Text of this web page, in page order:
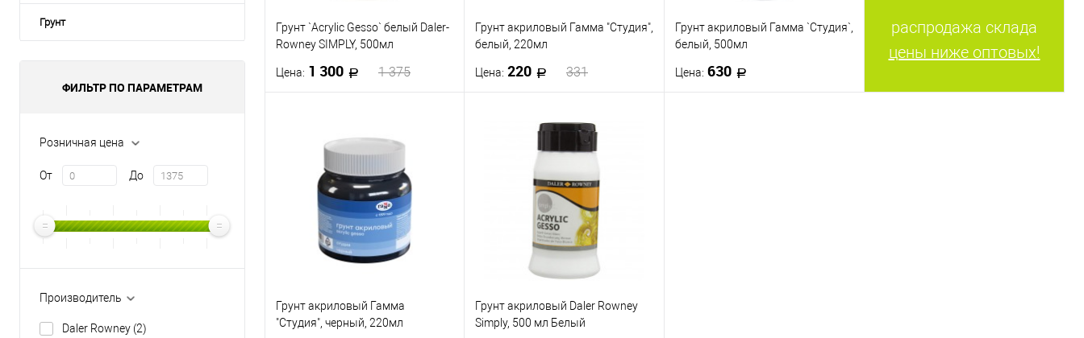
Грунт
ФИЛЬТР ПО ПАРАМЕТРАМ
Розничная цена
От До
Производитель
Daler Rowney (2)
Грунт `Acrylic Gesso` белый Daler-
Rowney SIMPLY, 500мл
Цена: 1 300 1 375
Купить в 1 клик
В избранное
В наличии
Грунт акриловый Гамма "Студия",
белый, 220мл
Цена: 220 331
Купить в 1 клик
В избранное
В наличии
Грунт акриловый Гамма `Студия`,
белый, 500мл
Цена: 630
распродажа склада
цены ниже оптовых!
Грунт акриловый Гамма
"Студия", черный, 220мл
Грунт акриловый Daler Rowney
Simply, 500 мл Белый